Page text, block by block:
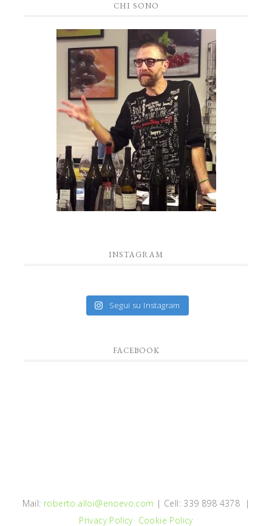
CHI SONO
INSTAGRAM
Segui su Instagram
FACEBOOK
Mail: roberto.alloi@enoevo.com | Cell: 339 898 4378 |
Privacy Policy Cookie Policy